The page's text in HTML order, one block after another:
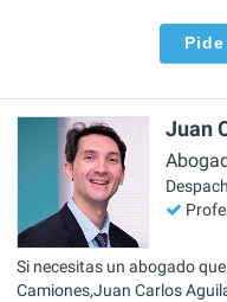
Juan
Si necesitas un abogado
Camiones,Juan Carlos